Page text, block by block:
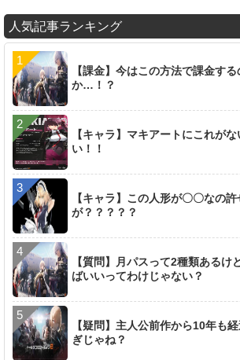
人気記事ランキング
【課金】今はこの方法で課金す
か…！？
【キャラ】マキアートにこれが
い！！
【キャラ】この人形が〇〇なの
が？？？？？
【質問】月パスって2種類あるけ
ばいいってわけじゃない？
【疑問】主人公前作から10年も
ぎじゃね？